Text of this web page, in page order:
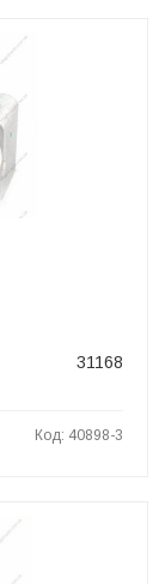
31168
Код: 40898-3